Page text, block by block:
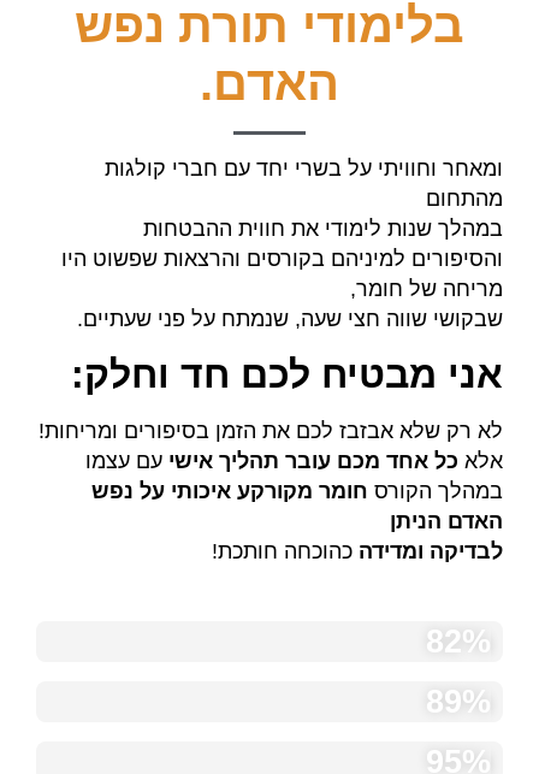
בלימודי תורת נפש
האדם.
ומאחר וחוויתי על בשרי יחד עם חברי קולגות
מהתחום
במהלך שנות לימודי את חווית ההבטחות
והסיפורים למיניהם בקורסים והרצאות שפשוט היו
מריחה של חומר,
שבקושי שווה חצי שעה, שנמתח על פני שעתיים.
אני מבטיח לכם חד וחלק:
לא רק שלא אבזבז לכם את הזמן בסיפורים ומריחות!
אלא כל אחד מכם עובר תהליך אישי עם עצמו
במהלך הקורס חומר מקורקע איכותי על נפש
האדם הניתן
לבדיקה ומדידה כהוכחה חותכת!
מנטורינג
82%
מוטיבציה
89%
אמונה
95%